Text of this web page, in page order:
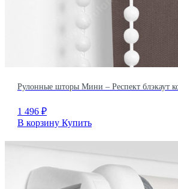
Рулонные шторы Мини – Респект блэкаут
1 496 ₽
В корзину Купить